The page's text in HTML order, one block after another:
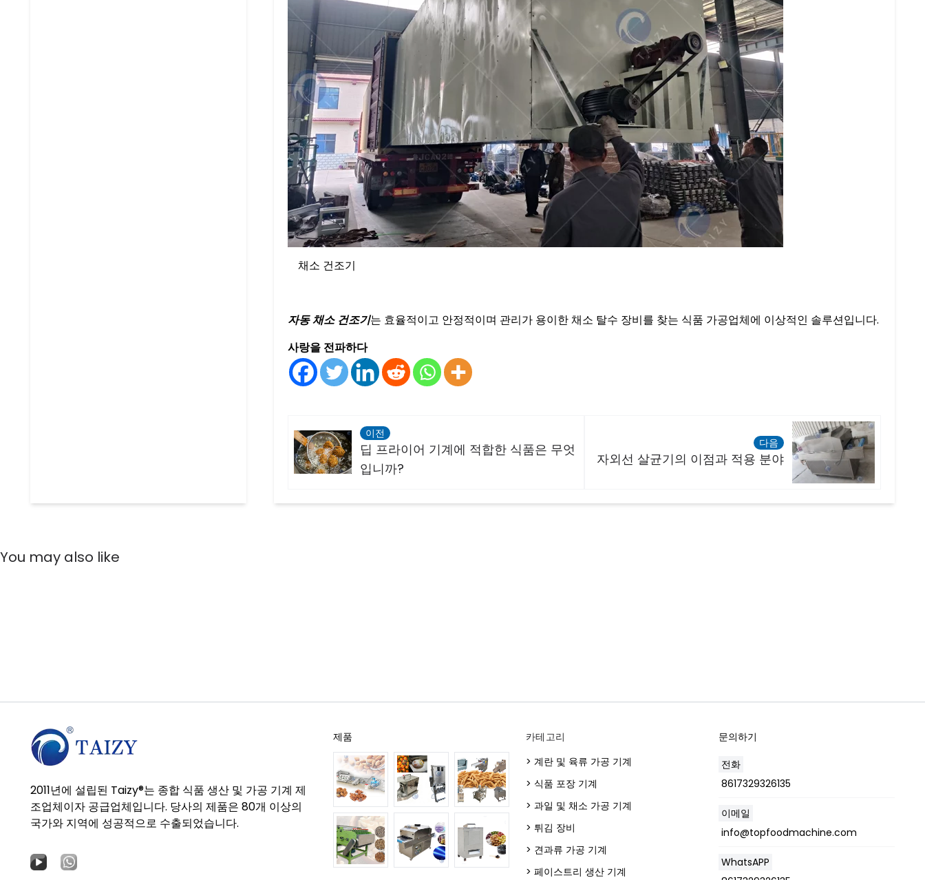
채소 건조기
자동 채소 건조기는 효율적이고 안정적이며 관리가 용이한 채소 탈수 장비를 찾는 식품 가공업체에 이상적인 솔루션입니다.
사랑을 전파하다
이전
딥 프라이어 기계에 적합한 식품은 무엇
입니까?
다음
자외선 살균기의 이점과 적용 분야
2011년에 설립된 Taizy®는 종합 식품 생산 및 가공 기계 제
조업체이자 공급업체입니다. 당사의 제품은 80개 이상의
국가와 지역에 성공적으로 수출되었습니다.
제품
카테고리
> 계란 및 육류 가공 기계
> 식품 포장 기계
> 과일 및 채소 가공 기계
> 튀김 장비
> 견과류 가공 기계
> 페이스트리 생산 기계
문의하기
전화
8617329326135
이메일
info@topfoodmachine.com
WhatsAPP